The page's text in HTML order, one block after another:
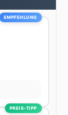
mit
zu kurz für
EMPFEHLUNG
PREIS-TIPP